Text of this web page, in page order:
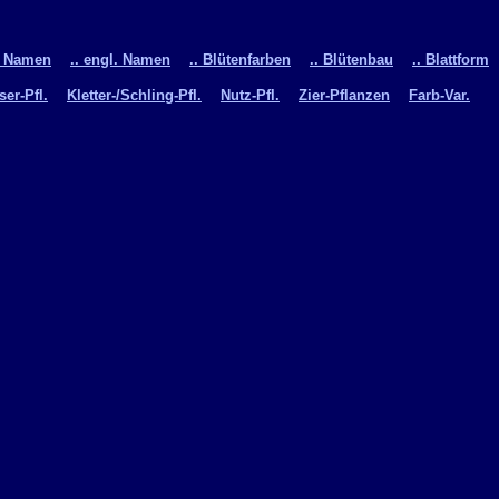
.. engl. Namen .. Blütenfarben .. Blütenbau .. Blattform
Pfl. Kletter-/Schling-Pfl. Nutz-Pfl. Zier-Pflanzen Farb-Var.